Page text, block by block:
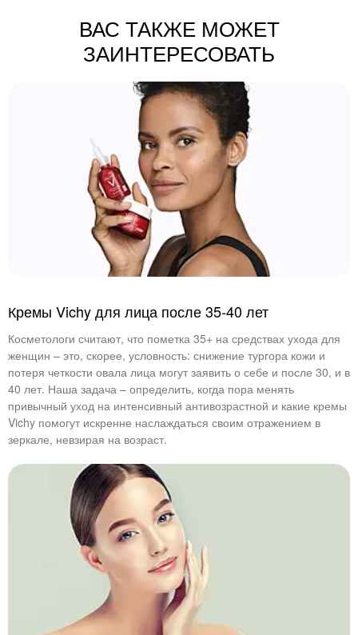
ВАС ТАКЖЕ МОЖЕТ
ЗАИНТЕРЕСОВАТЬ
Кремы Vichy для лица после 35-40 лет
Косметологи считают, что пометка 35+ на средствах ухода для
женщин – это, скорее, условность: снижение тургора кожи и
потеря четкости овала лица могут заявить о себе и после 30, и в
40 лет. Наша задача – определить, когда пора менять
привычный уход на интенсивный антивозрастной и какие кремы
Vichy помогут искренне наслаждаться своим отражением в
зеркале, невзирая на возраст.